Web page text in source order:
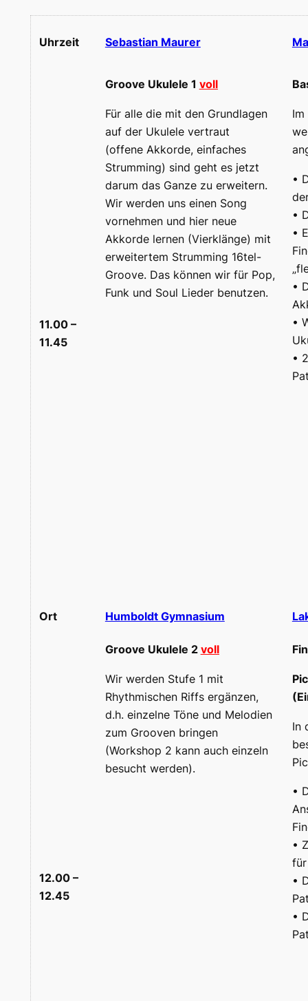
Uhrzeit Sebastian Maurer
11.00 –
11.45
Groove Ukulele 1 voll
Für alle die mit den Grundlagen
auf der Ukulele vertraut
(offene Akkorde, einfaches
Strumming) sind geht es jetzt
darum das Ganze zu erweitern.
Wir werden uns einen Song
vornehmen und hier neue
Akkorde lernen (Vierklänge) mit
erweitertem Strumming 16tel-
Groove. Das können wir für Pop,
Funk und Soul Lieder benutzen.
Im
•
•
•
•
•
•
Ort Humboldt Gymnasium
12.00 –
12.45
Groove Ukulele 2 voll
Wir werden Stufe 1 mit
Rhythmischen Riffs ergänzen,
d.h. einzelne Töne und Melodien
zum Grooven bringen
(Workshop 2 kann auch einzeln
besucht werden).
In
•
•
•
•